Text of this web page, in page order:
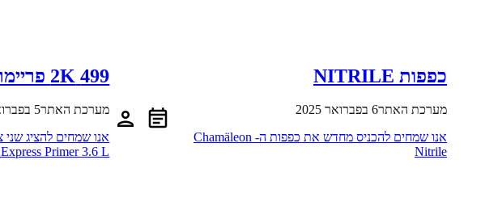
כפפות NITRILE
מערכת האתר6 בפברואר 2025
אנו שמחים להכניס מחדש את כפפות ה- Chamäleon
Nitrile
499 2K פריימר ביבוש מהיר דו רכיבי
מערכת האתר5 בפברואר 2025
Express Primer 3.6 L.